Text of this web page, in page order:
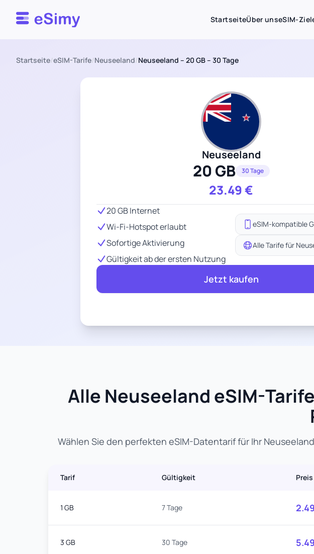
Esimy StartseiteÜber unseSIM-
Startseite/eSIM-Tarife/Neuseeland/Neuseeland – 20 GB – 30 Tage
Neuseeland
20 GB 30 Tage
23.49€
20 GB Internet
Wi-Fi-Hotspot erlaubt
Sofortige Aktivierung
Gültigkeit ab der ersten Nutzung
eSIM-kompatible
Alle Tarife für
Jetzt kaufen
Alle Neuseeland eSIM-
Wählen Sie den perfekten eSIM-Datentarif für Ihr
Tarif Gültigkeit Preis
1 GB 7 Tage 2.49
3 GB 30 Tage 5.49